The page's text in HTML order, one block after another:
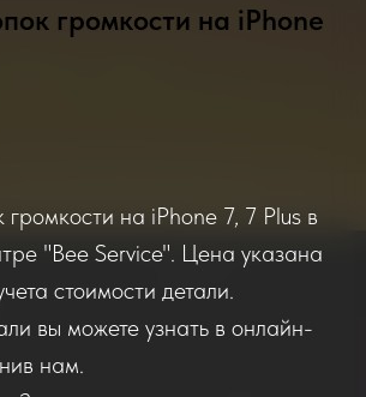
громкости на iPhone
на iPhone 7, 7 Plus в
"Bee Service". Цена указана
стоимости детали.
вы можете узнать в онлайн-
нам.
в наш сервисный центр,
своим отзывом. Нам
сервисе